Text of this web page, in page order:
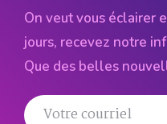
On veut vous éclairer
jours, recevez notre
Que des belles